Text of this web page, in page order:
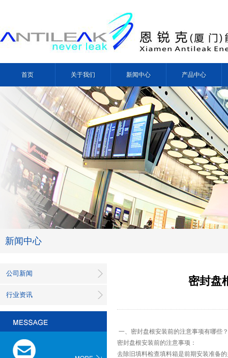
首页 关于我们 新闻中心 产品中心
新闻中心
公司新闻
行业资讯
密封盘
一、密封盘根安装前的注意事项有哪些？
密封盘根安装前的注意事项：
去除旧填料检查填料箱是前期安装准备